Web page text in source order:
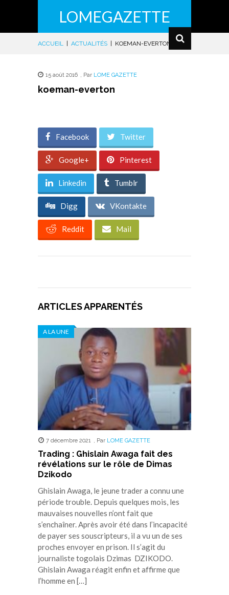
LOMEGAZETTE
ACCUEIL ACTUALITÉS KOEMAN-EVERTON
15 août 2016 , Par LOME GAZETTE
koeman-everton
Facebook Twitter
Google+ Pinterest
Linkedin Tumblr
Digg VKontakte
Reddit Mail
ARTICLES APPARENTÉS
A LA UNE
7 décembre 2021 , Par LOME GAZETTE
Trading : Ghislain Awaga fait des
révélations sur le rôle de Dimas
Dzikodo
Ghislain Awaga, le jeune trader a connu une
période trouble. Depuis quelques mois, les
mauvaises nouvelles n’ont fait que
s’enchaîner. Après avoir été dans l’incapacité
de payer ses souscripteurs, il a vu un de ses
proches envoyer en prison. Il s’agit du
journaliste togolais Dzimas DZIKODO.
Ghislain Awaga réagit enfin et affirme que
l’homme en […]